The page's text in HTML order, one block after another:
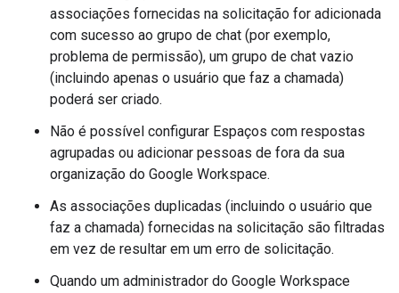
associações fornecidas na solicitação for adicionada
com sucesso ao grupo de chat (por exemplo,
problema de permissão), um grupo de chat vazio
(incluindo apenas o usuário que faz a chamada)
poderá ser criado.
Não é possível configurar Espaços com respostas
agrupadas ou adicionar pessoas de fora da sua
organização do Google Workspace.
As associações duplicadas (incluindo o usuário que
faz a chamada) fornecidas na solicitação são filtradas
em vez de resultar em um erro de solicitação.
Quando um administrador do Google Workspace